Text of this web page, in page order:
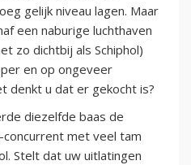
gelijk niveau lagen. Maar
een naburige luchthaven
zo dichtbij als Schiphol)
en op ongeveer
denkt u dat er gekocht is?
diezelfde baas de
met veel tam
Stelt dat uw uitlatingen